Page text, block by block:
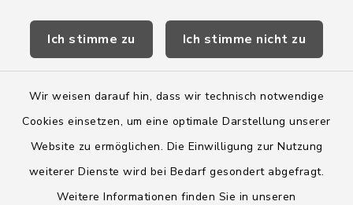
Ich stimme zu Ich stimme nicht zu
Wir weisen darauf hin, dass wir technisch notwendige
Cookies einsetzen, um eine optimale Darstellung unserer
Website zu ermöglichen. Die Einwilligung zur Nutzung
weiterer Dienste wird bei Bedarf gesondert abgefragt.
Weitere Informationen finden Sie in unseren
Wege-Zweckverband